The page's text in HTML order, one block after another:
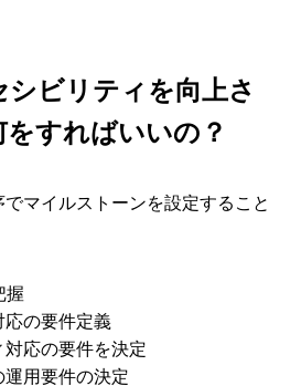
ビリティを向上さ
すればいいの？
マイルストーンを設定すること
握
応の要件定義
応の要件を決定
用要件の決定